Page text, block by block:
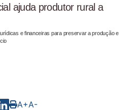
ajuda produtor rural a
e financeiras para preservar a produção e
A+A-